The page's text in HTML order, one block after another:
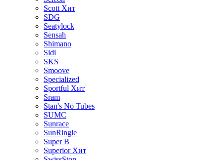
Scott Хит
SDG
Seatylock
Sensah
Shimano
Sidi
SKS
Smoove
Specialized
Sportful Хит
Sram
Stan's No Tubes
SUMC
Sunrace
SunRingle
Super B
Superior Хит